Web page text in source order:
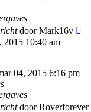
doorMark16v
2015 10:40 am
04, 2015 6:16 pm
doorRoverforever